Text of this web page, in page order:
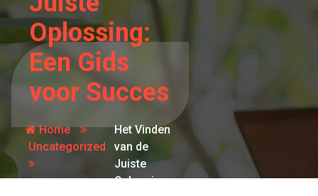
Oplossing:
Een Gids
voor Succes
Home
Uncategorized
Het Vinden
van de
Juiste
Oplossing: